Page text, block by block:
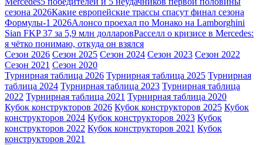
сезона 2026Какие европейские трассы спасут финал сезона
Формулы-1 2026Алонсо проехал по Монако на Lamborghini
Sian FKP 37 за 5,9 млн долларовРасселл о кризисе в Mercedes:
я чётко понимаю, откуда он взялся
Сезон 2026 Сезон 2025 Сезон 2024 Сезон 2023 Сезон 2022
Сезон 2021 Сезон 2020
Турнирная таблица 2026 Турнирная таблица 2025 Турнирная
таблица 2024 Турнирная таблица 2023 Турнирная таблица
2022 Турнирная таблица 2021 Турнирная таблица 2020
Кубок конструкторов 2026 Кубок конструкторов 2025 Кубок
конструкторов 2024 Кубок конструкторов 2023 Кубок
конструкторов 2022 Кубок конструкторов 2021 Кубок
конструкторов 2021